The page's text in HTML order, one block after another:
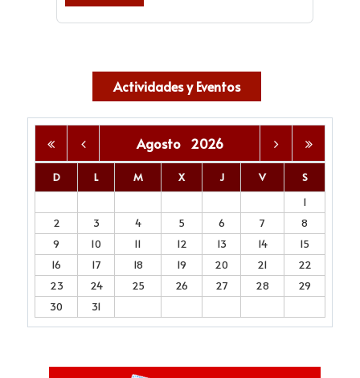
Actividades y Eventos
Agosto 2026
D L M X J V
S
1
2
3 4 5 6 7
8
9
10 11 12 13 14
15
16
17 18 19 20 21
22
23
24 25 26 27 28
29
30
31